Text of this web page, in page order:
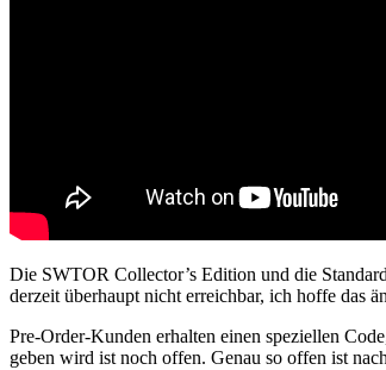
Die SWTOR Collector’s Edition und die
derzeit überhaupt nicht erreichbar, ich hoffe das
Pre-Order-Kunden erhalten einen speziellen
geben wird ist noch offen. Genau so offen ist